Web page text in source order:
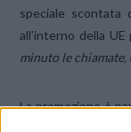
speciale
all’interno della
minuto le chiamate,
La promozione è